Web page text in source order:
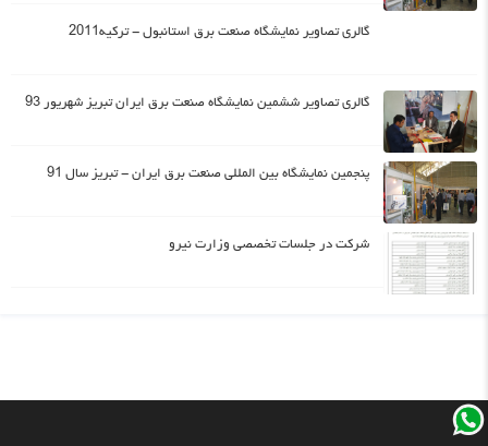
گالری تصاویر نمایشگاه صنعت برق استانبول - ترکیه2011
گالری تصاویر ششمین نمایشگاه صنعت برق ایران تبریز شهریور 93
پنجمین نمایشگاه بین المللی صنعت برق ایران - تبریز سال 91
شرکت در جلسات تخصصی وزارت نیرو